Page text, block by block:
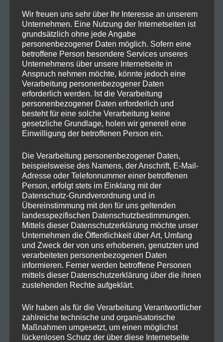
Konzentration
10-OH-HHC: Ein Blick auf das Potenzial und die
Risiken eines neuen Cannabinoids
Der Einfluss von Terpenen auf die Lagerung
und Qualität von Kräutern: Integra Boost Terpene
NEUESTE KOMMENTARE
MaikezuFrohe Ostern mit einer Prise
Hanfzauber!
JanzuFrohe Ostern mit einer Prise Hanfzauber!
Hartmut K.zuWarum Hanf in deinen Speiseplan
gehört!
Marlene H. zuWarum Hanf in deinen Speiseplan
gehört!
Cannabisanbau
Wir freuen uns sehr über Ihr Interesse an unserem
Unternehmen. Eine Nutzung der Internetseiten ist
grundsätzlich ohne jede Angabe
personenbezogener Daten möglich. Sofern eine
betroffene Person besondere Services unseres
Unternehmens über unsere Internetseite in
Anspruch nehmen möchte, könnte jedoch eine
Verarbeitung personenbezogener Daten
erforderlich werden. Ist die Verarbeitung
personenbezogener Daten erforderlich und
besteht für eine solche Verarbeitung keine
gesetzliche Grundlage, holen wir generell eine
Einwilligung der betroffenen Person ein.
Die Verarbeitung personenbezogener Daten,
beispielsweise des Namens, der Anschrift, E-Mail-
Adresse oder Telefonnummer einer betroffenen
Person, erfolgt stets im Einklang mit der
Datenschutz-Grundverordnung und in
Übereinstimmung mit den für uns geltenden
landesspezifischen Datenschutzbestimmungen.
Mittels dieser Datenschutzerklärung möchte unser
Unternehmen die Öffentlichkeit über Art, Umfang
und Zweck der von uns erhobenen, genutzten und
verarbeiteten personenbezogenen Daten
informieren. Ferner werden betroffene Personen
mittels dieser Datenschutzerklärung über die ihnen
zustehenden Rechte aufgeklärt.
Wir haben als für die Verarbeitung Verantwortlicher
zahlreiche technische und organisatorische
Maßnahmen umgesetzt, um einen möglichst
lückenlosen Schutz der über diese Internetseite